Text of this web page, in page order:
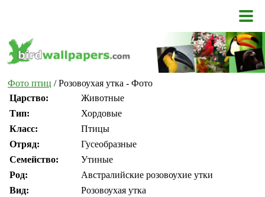
Фото птиц / Розовоухая утка - Фото
Царство:
Животные
Тип:
Хордовые
Класс:
Птицы
Отряд:
Гусеобразные
Семейство:
Утиные
Род:
Австралийские розовоухие утки
Вид:
Розовоухая утка